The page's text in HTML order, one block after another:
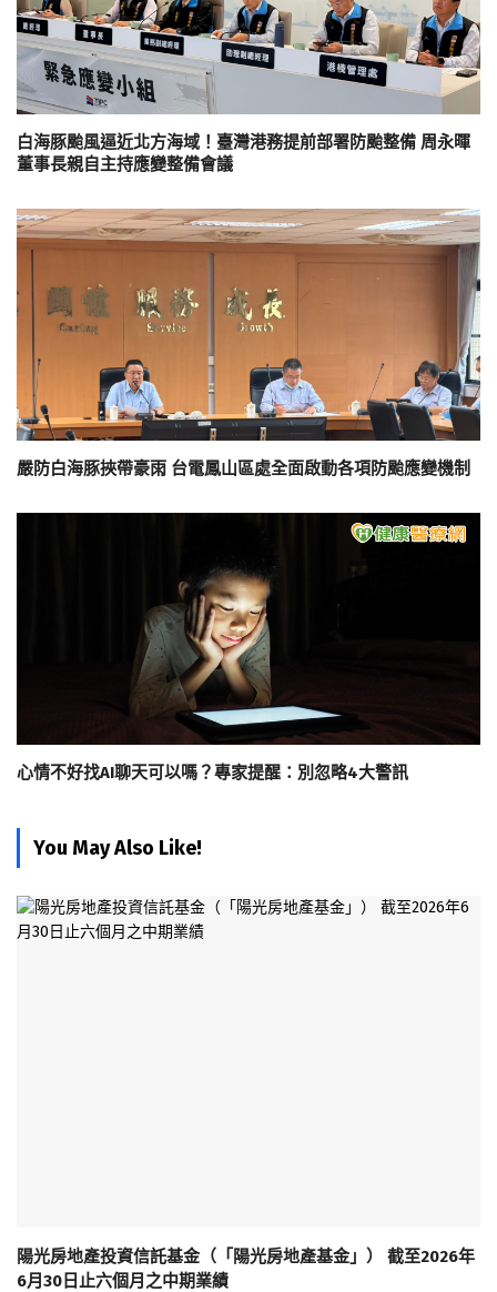
白海豚颱風逼近北方海域！臺灣港務提前部署防颱整備 周永暉
董事長親自主持應變整備會議
嚴防白海豚挾帶豪雨 台電鳳山區處全面啟動各項防颱應變機制
心情不好找AI聊天可以嗎？專家提醒：別忽略4大警訊
You May Also Like!
陽光房地產投資信託基金（「陽光房地產基金」） 截至2026年
6月30日止六個月之中期業績